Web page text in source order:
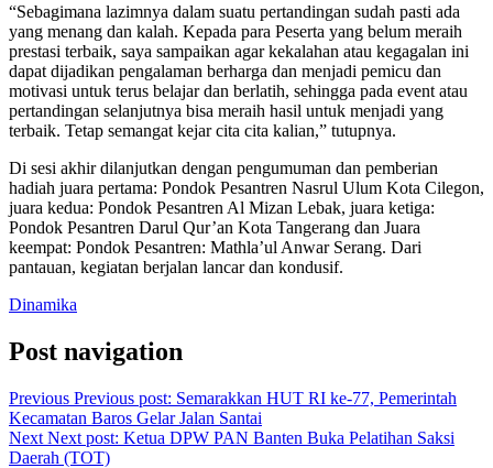
“Sebagimana lazimnya dalam suatu pertandingan sudah pasti ada
yang menang dan kalah. Kepada para Peserta yang belum meraih
prestasi terbaik, saya sampaikan agar kekalahan atau kegagalan ini
dapat dijadikan pengalaman berharga dan menjadi pemicu dan
motivasi untuk terus belajar dan berlatih, sehingga pada event atau
pertandingan selanjutnya bisa meraih hasil untuk menjadi yang
terbaik. Tetap semangat kejar cita cita kalian,” tutupnya.
Di sesi akhir dilanjutkan dengan pengumuman dan pemberian
hadiah juara pertama: Pondok Pesantren Nasrul Ulum Kota Cilegon,
juara kedua: Pondok Pesantren Al Mizan Lebak, juara ketiga:
Pondok Pesantren Darul Qur’an Kota Tangerang dan Juara
keempat: Pondok Pesantren: Mathla’ul Anwar Serang. Dari
pantauan, kegiatan berjalan lancar dan kondusif.
Dinamika
Post navigation
Previous Previous post: Semarakkan HUT RI ke-77, Pemerintah
Kecamatan Baros Gelar Jalan Santai
Next Next post: Ketua DPW PAN Banten Buka Pelatihan Saksi
Daerah (TOT)